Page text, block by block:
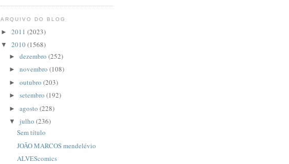
ARQUIVO DO BLOG
► 2011 (2023)
▼ 2010(1568)
► dezembro (252)
► novembro (108)
► outubro (203)
► setembro (192)
► agosto (228)
▼ julho (236)
Sem título
JOÃO MARCOS mendelévio
ALVEScomics